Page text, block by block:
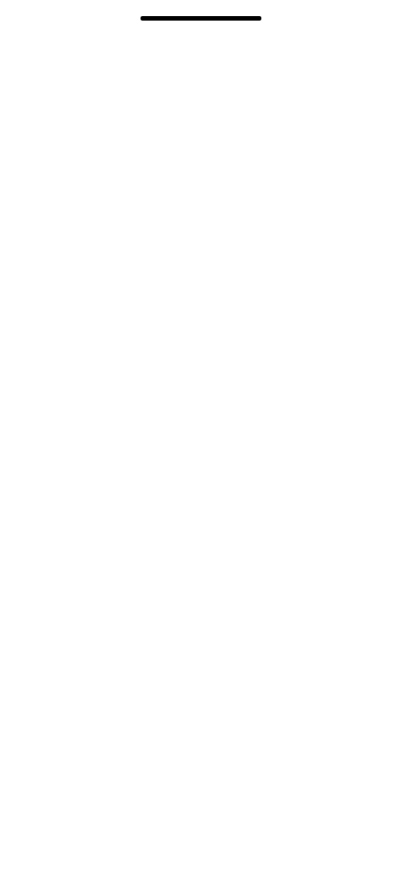
страдаю алопецией и мне это важно. Очень хорошо